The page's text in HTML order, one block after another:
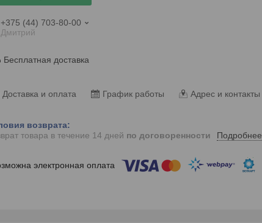
+375 (44) 703-80-00
Дмитрий
Бесплатная доставка
Доставка и оплата График работы Адрес и контакты
товара в течение 14 дней по договоренности Подробнее